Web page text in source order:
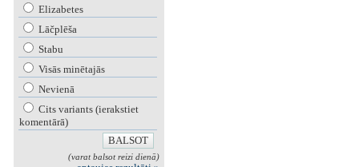
Elizabetes
Lāčplēša
Stabu
Visās minētajās
Nevienā
Cits variants (ierakstiet
komentārā)
(varat balsot reizi dienā)